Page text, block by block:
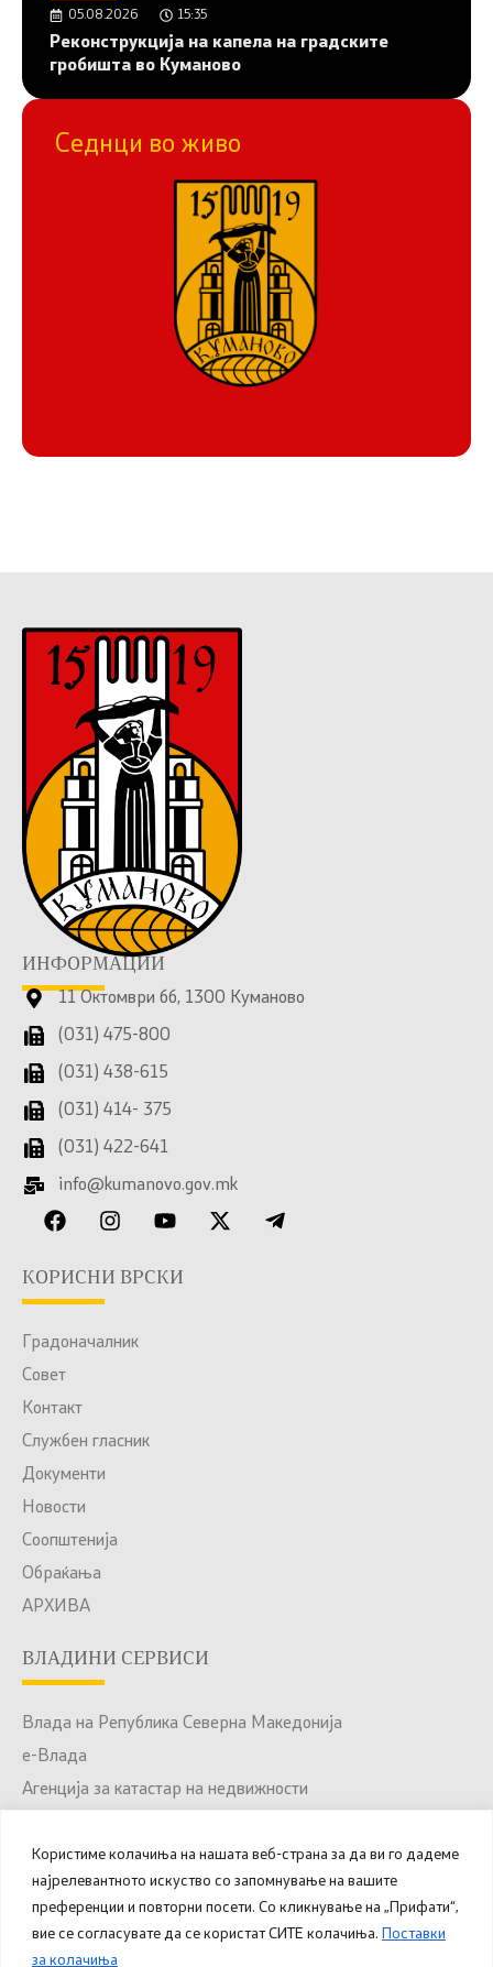
Користиме колачиња на нашата веб-страна за да ви го дадеме
најрелевантното искуство со запомнување на вашите
преференции и повторни посети. Со кликнување на „Прифати“,
вие се согласувате да се користат СИТЕ колачиња. Поставки
за колачиња
05.08.2026 15:35
Реконструкција на капела на градските
гробишта во Куманово
Седнци во живо
ИНФОРМАЦИИ
11 Октомври бб, 1300 Куманово
(031) 475-800
(031) 438-615
(031) 414- 375
(031) 422-641
info@kumanovo.gov.mk
КОРИСНИ ВРСКИ
Градоначалник
Совет
Контакт
Службен гласник
Документи
Новости
Соопштенија
Обраќања
АРХИВА
ВЛАДИНИ СЕРВИСИ
Влада на Република Северна Македонија
е-Влада
Агенција за катастар на недвижности
Портал за отворени податоци
Национален Портал за е-Услуги